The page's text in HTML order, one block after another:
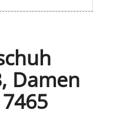
Damen